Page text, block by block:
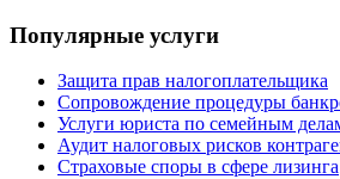
Популярные услуги
Защита прав налогоплательщика
Сопровождение процедуры
Услуги юриста по семейным
Аудит налоговых рисков
Страховые споры в сфере лизинга